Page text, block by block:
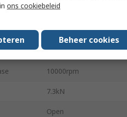
18mm
10000rpm
CN
10000rpm
7.3kN
Open
ons cookiebeleid
Beheer cookies